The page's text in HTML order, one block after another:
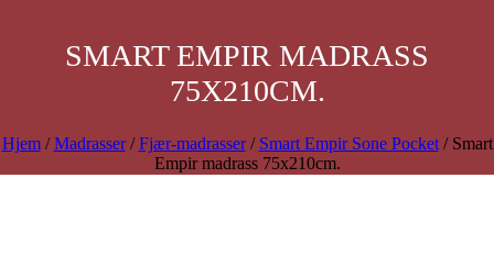
SMART EMPIR MADRASS
75X210CM.
Hjem/Madrasser/Fjær-madrasser/ Smart Empir Sone Pocket/ Smart
Empir madrass 75x210cm.